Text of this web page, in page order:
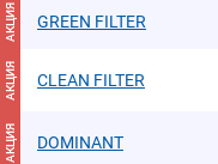
АКЦИЯ GREEN FILTER
АКЦИЯ CLEAN FILTER
АКЦИЯ DOMINANT